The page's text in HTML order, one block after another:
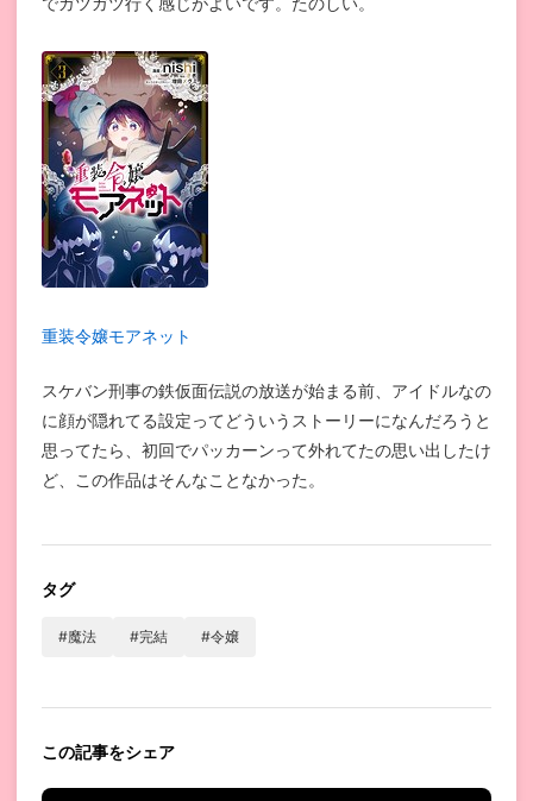
重装令嬢モアネット
スケバン刑事の鉄仮面伝説の放送が始まる前、アイドルなの
に顔が隠れてる設定ってどういうストーリーになんだろうと
思ってたら、初回でパッカーンって外れてたの思い出したけ
ど、この作品はそんなことなかった。
タグ
#魔法 #完結 #令嬢
この記事をシェア